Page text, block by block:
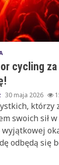
cycling za
30 maja 2026
którzy
swoich sił
odbędą się